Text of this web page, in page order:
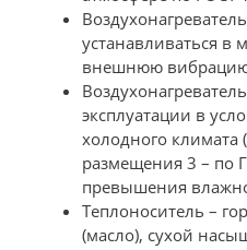
устанавливаться в
внешнюю
эксплуатации в
холодного климата
размещения 3 – по
превышения
Теплоноситель –
(масло), сухой